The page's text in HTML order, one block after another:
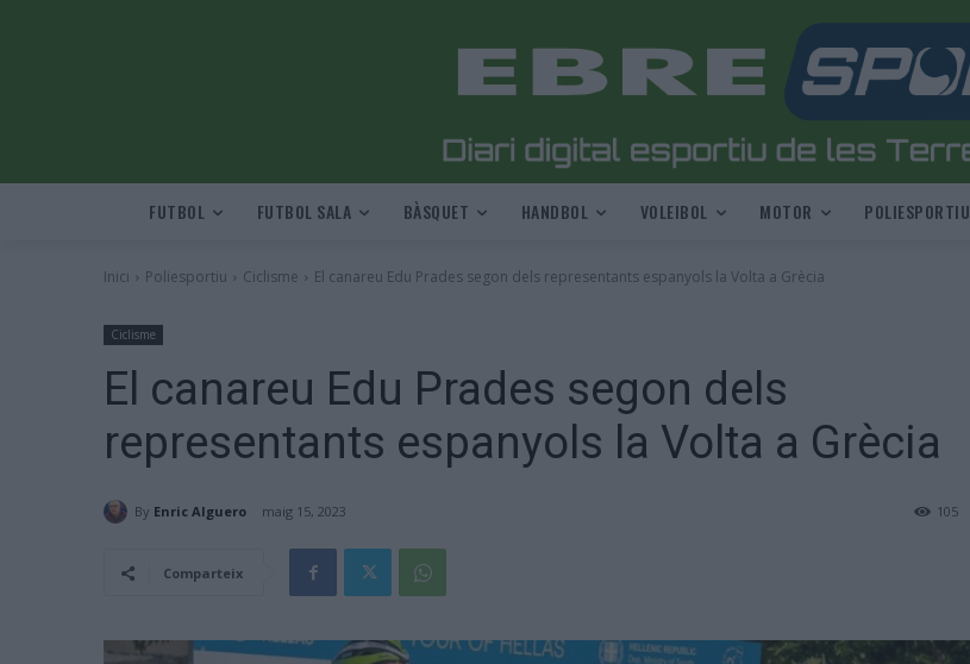
FUTBOL FUTBOL SALA BÀSQUET HANDBOL VOLEIBOL MOTOR POLIESPORTIU
Inici Poliesportiu Ciclisme El canareu Edu Prades segon dels representants espanyols la Volta a Grècia
Ciclisme
El canareu Edu Prades segon dels
representants espanyols la Volta a Grècia
By Enric Alguero maig 15, 2023 105
Comparteix